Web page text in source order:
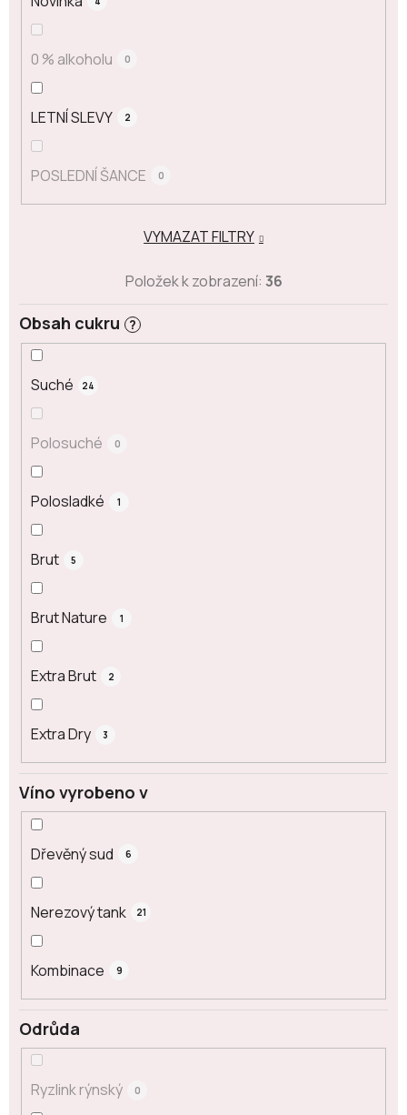
0 % alkoholu 0
LETNÍ SLEVY 2
POSLEDNÍ ŠANCE 0
Odrůda
Ryzlink rýnský 0
Obsah cukru ?
Suché 24
Polosuché 0
Polosladké 1
Brut 5
Brut Nature 1
Extra Brut 2
Extra Dry 3
Víno vyrobeno v
Dřevěný sud 6
Nerezový tank 21
Kombinace 9
VYMAZAT FILTRY
Položek k zobrazení: 36